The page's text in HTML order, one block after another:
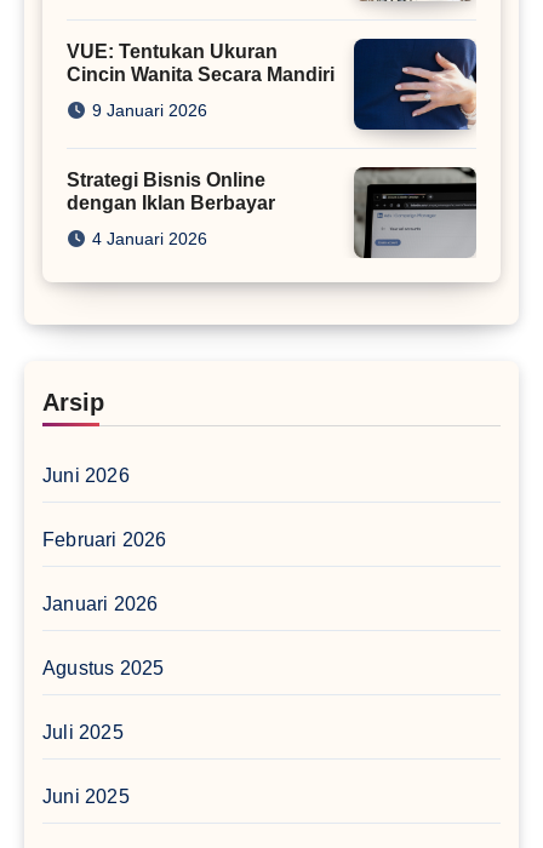
VUE: Tentukan Ukuran
Cincin Wanita Secara Mandiri
9 Januari 2026
Strategi Bisnis Online
dengan Iklan Berbayar
4 Januari 2026
Arsip
Juni 2026
Februari 2026
Januari 2026
Agustus 2025
Juli 2025
Juni 2025